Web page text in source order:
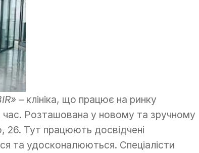
– клініка, що працює на ринку
Розташована у новому та зручному
26. Тут працюють досвідчені
та удосконалюються. Спеціалісти